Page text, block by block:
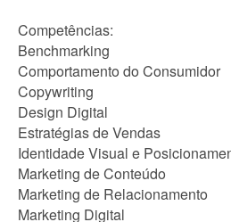
Competências:
Benchmarking
Comportamento do Consumidor
Copywriting
Design Digital
Estratégias de Vendas
Identidade Visual e
Marketing de Conteúdo
Marketing de Relacionamento
Marketing Digital